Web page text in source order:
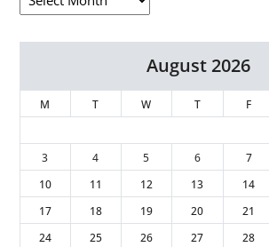
August 2026
M T W T F
3
4 5 6 7
10
11 12 13 14
17
18 19 20 21
24
25 26 27 28